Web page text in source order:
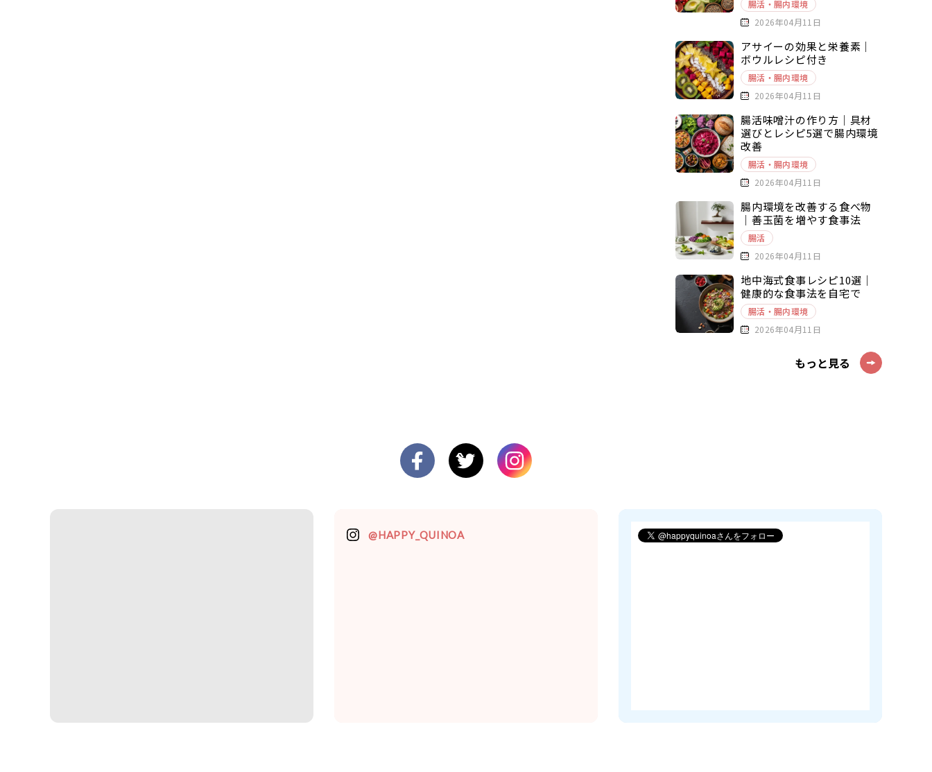
腸活・腸内環境
2026年04月11日
アサイーの効果と栄養素｜
ボウルレシピ付き
腸活・腸内環境
2026年04月11日
腸活味噌汁の作り方｜具材
選びとレシピ5選で腸内環境
改善
腸活・腸内環境
2026年04月11日
腸内環境を改善する食べ物
｜善玉菌を増やす食事法
腸活
2026年04月11日
地中海式食事レシピ10選｜
健康的な食事法を自宅で
腸活・腸内環境
2026年04月11日
もっと見る
@HAPPY_QUINOA